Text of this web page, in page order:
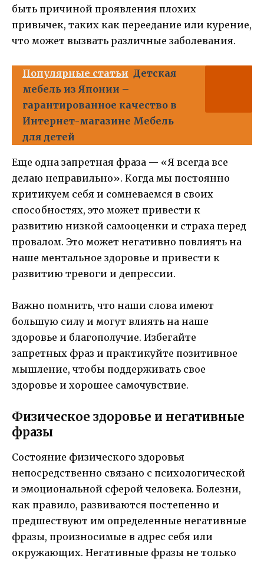
быть причиной проявления плохих
привычек, таких как переедание или курение,
что может вызвать различные заболевания.
Популярные статьи Детская
мебель из Японии –
гарантированное качество в
Интернет-магазине Мебель
для детей
Еще одна запретная фраза — «Я всегда все
делаю неправильно». Когда мы постоянно
критикуем себя и сомневаемся в своих
способностях, это может привести к
развитию низкой самооценки и страха перед
провалом. Это может негативно повлиять на
наше ментальное здоровье и привести к
развитию тревоги и депрессии.
Важно помнить, что наши слова имеют
большую силу и могут влиять на наше
здоровье и благополучие. Избегайте
запретных фраз и практикуйте позитивное
мышление, чтобы поддерживать свое
здоровье и хорошее самочувствие.
Физическое здоровье и негативные
фразы
Состояние физического здоровья
непосредственно связано с психологической
и эмоциональной сферой человека. Болезни,
как правило, развиваются постепенно и
предшествуют им определенные негативные
фразы, произносимые в адрес себя или
окружающих. Негативные фразы не только